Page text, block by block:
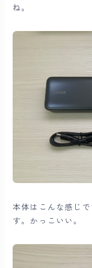
ね。
本体はこんな感じ
す。かっこいい。